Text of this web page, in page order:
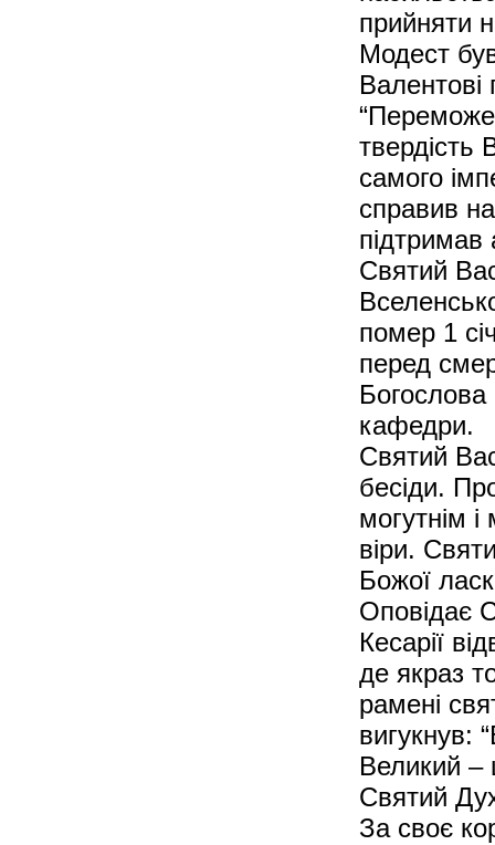
прийняти
Модест
твердість
самого
справив
підтримав
Святий
помер 1
перед
Богослова
кафедри.
Святий
бесіди.
могутнім
віри.
Божої
Оповідає
Кесарії
де якраз
рамені
вигукнув:
Великий –
Святий
За своє